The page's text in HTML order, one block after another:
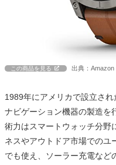
この商品を見る 出典：Amazon
1989年にアメリカで設立さ
ナビゲーション機器の製造を
術力はスマートウォッチ分野
ネスやアウトドア市場でのユ
でも使え、ソーラー充電など